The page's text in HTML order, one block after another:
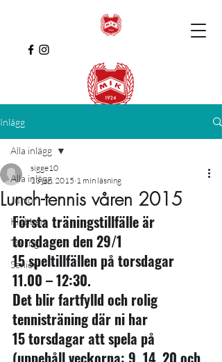
Inlägg
Alla inlägg
Junior
Klubben
Tävling
Senior
Alla inlägg
Lunch-tennis våren 2015
sigge10
13 jan. 2015 1 min läsning
Första träningstillfälle är
torsdagen den 29/1
15 speltillfällen på torsdagar
11.00 – 12:30.
Det blir fartfylld och rolig
tennisträning där ni har
15 torsdagar att spela på
(uppehåll veckorna: 9, 14, 20 och